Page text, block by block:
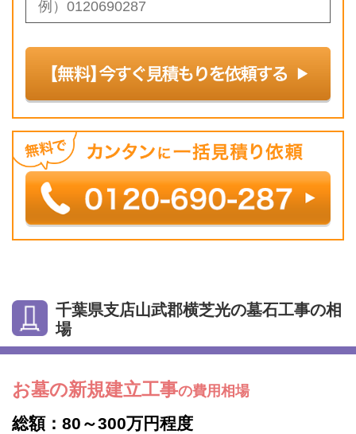
千葉県支店山武郡横芝光の墓石工事の相
場
お墓の新規建立工事の費用相場
総額：80～300万円程度